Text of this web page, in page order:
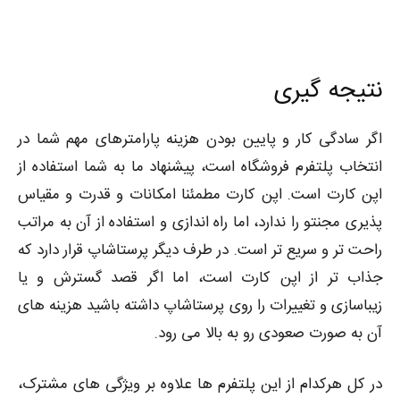
نتیجه گیری
اگر سادگی کار و پایین بودن هزینه پارامترهای مهم شما در
انتخاب پلتفرم فروشگاه است، پیشنهاد ما به شما استفاده از
اپن کارت است. اپن کارت مطمئنا امکانات و قدرت و مقیاس
پذیری مجنتو را ندارد، اما راه اندازی و استفاده از آن به مراتب
راحت تر و سریع تر است. در طرف دیگر پرستاشاپ قرار دارد که
جذاب تر از اپن کارت است، اما اگر قصد گسترش و یا
زیباسازی و تغییرات را روی پرستاشاپ داشته باشید هزینه های
آن به صورت صعودی رو به بالا می رود.
در کل هرکدام از این پلتفرم ها علاوه بر ویژگی های مشترک،